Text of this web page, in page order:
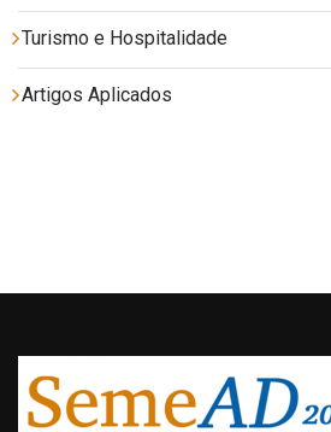
Turismo e Hospitalidade
Artigos Aplicados